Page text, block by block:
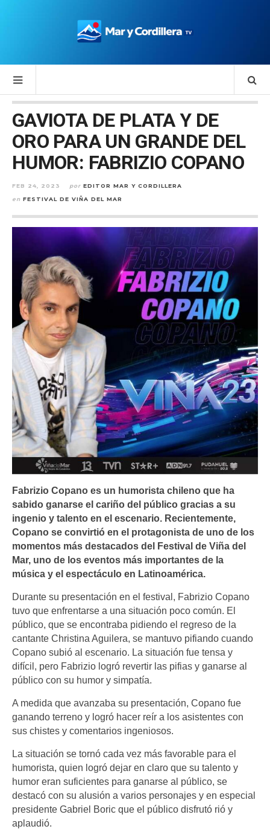
GAVIOTA DE PLATA Y DE
ORO PARA UN GRANDE DEL
HUMOR: FABRIZIO COPANO
FEB 24, 2023 por EDITOR MAR Y CORDILLERA
en FESTIVAL DE VIÑA DEL MAR
Fabrizio Copano es un humorista chileno que ha
sabido ganarse el cariño del público gracias a su
ingenio y talento en el escenario. Recientemente,
Copano se convirtió en el protagonista de uno de los
momentos más destacados del Festival de Viña del
Mar, uno de los eventos más importantes de la
música y el espectáculo en Latinoamérica.
Durante su presentación en el festival, Fabrizio Copano
tuvo que enfrentarse a una situación poco común. El
público, que se encontraba pidiendo el regreso de la
cantante Christina Aguilera, se mantuvo pifiando cuando
Copano subió al escenario. La situación fue tensa y
difícil, pero Fabrizio logró revertir las pifias y ganarse al
público con su humor y simpatía.
A medida que avanzaba su presentación, Copano fue
ganando terreno y logró hacer reír a los asistentes con
sus chistes y comentarios ingeniosos.
La situación se tornó cada vez más favorable para el
humorista, quien logró dejar en claro que su talento y
humor eran suficientes para ganarse al público, se
destacó con su alusión a varios personajes y en especial
presidente Gabriel Boric que el público disfrutó rió y
aplaudió.